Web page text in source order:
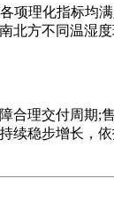
项理化指标均
北方不同温湿
合理交付周期;
续稳步增长，